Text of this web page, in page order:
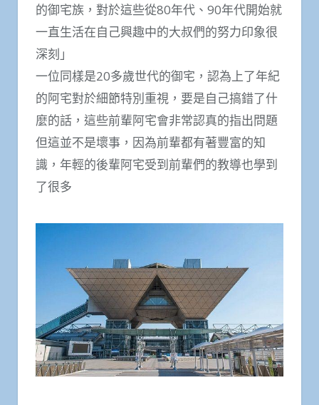
的御宅族，對於這些從80年代、90年代開始就
一直生活在自己興趣中的大叔們的努力印象很
深刻」
一位同樣是20多歲世代的御宅，認為上了年紀
的阿宅對於細節特別重視，要是自己搞錯了什
麼的話，這些前輩阿宅會非常認真的指出問題
但這並不是壞事，因為前輩都有著豐富的知
識，年輕的後輩阿宅受到前輩們的教導也學到
了很多